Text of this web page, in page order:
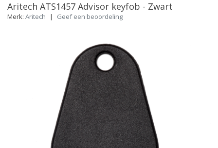
Aritech ATS1457 Advisor keyfob - Zwart
Merk: Aritech | Geef een beoordeling